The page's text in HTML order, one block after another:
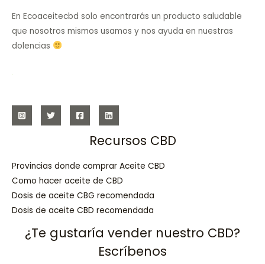
En Ecoaceitecbd solo encontrarás un producto saludable
que nosotros mismos usamos y nos ayuda en nuestras
dolencias
Recursos CBD
Provincias donde comprar Aceite CBD
Como hacer aceite de CBD
Dosis de aceite CBG recomendada
Dosis de aceite CBD recomendada
¿Te gustaría vender nuestro CBD?
Escríbenos